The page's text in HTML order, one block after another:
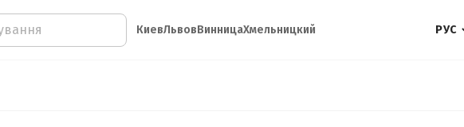
КиевЛьвовВинницаХмельницкий РУС